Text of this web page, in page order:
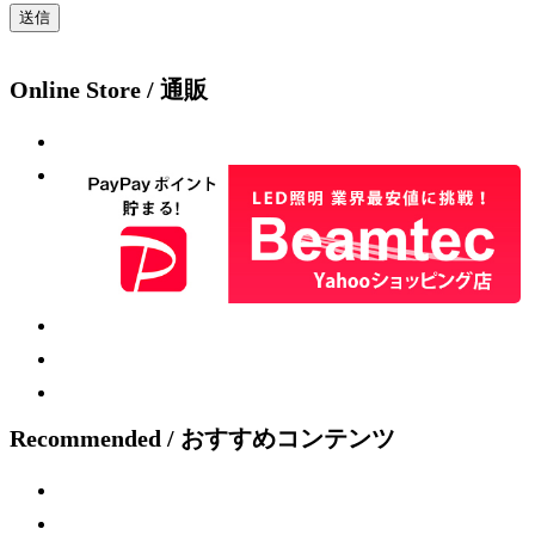
Online Store / 通販
Recommended / おすすめコンテンツ